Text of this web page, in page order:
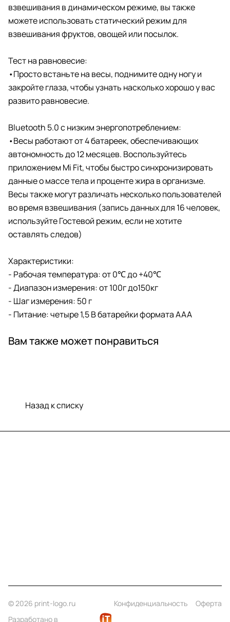
взвешивания в динамическом режиме, вы также
можете использовать статический режим для
взвешивания фруктов, овощей или посылок.
Тест на равновесие:
•Просто встаньте на весы, поднимите одну ногу и
закройте глаза, чтобы узнать насколько хорошо у вас
развито равновесие.
Bluetooth 5.0 с низким энергопотреблением:
•Весы работают от 4 батареек, обеспечивающих
автономность до 12 месяцев. Воспользуйтесь
приложением Mi Fit, чтобы быстро синхронизировать
данные о массе тела и проценте жира в организме.
Весы также могут различать несколько пользователей
во время взвешивания (запись данных для 16 человек,
используйте Гостевой режим, если не хотите
оставлять следов)
Характеристики:
- Рабочая температура: от 0℃ до +40℃
- Диапазон измерения: от 100г до150кг
- Шаг измерения: 50 г
- Питание: четыре 1,5 В батарейки формата AAA
Вам также может понравиться
Назад к списку
© 2026 print-logo.ru Конфиденциальность
Оферта
Разработано в